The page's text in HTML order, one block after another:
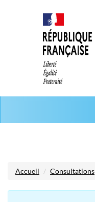
Accueil Consultations